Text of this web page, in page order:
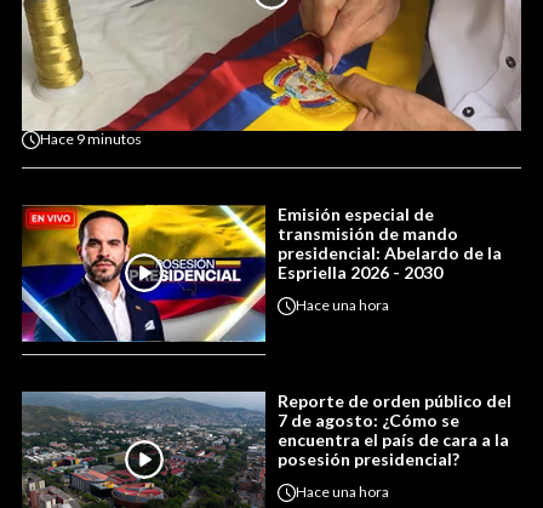
Hace 9 minutos
Emisión especial de
transmisión de mando
presidencial: Abelardo de la
Espriella 2026 - 2030
Haceuna hora
Reporte de orden público del
7 de agosto: ¿Cómo se
encuentra el país de cara a la
posesión presidencial?
Haceuna hora